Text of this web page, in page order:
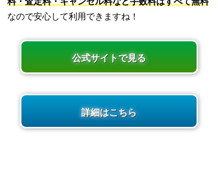
なので安心して利用できますね！
公式サイトで見る
詳細はこちら